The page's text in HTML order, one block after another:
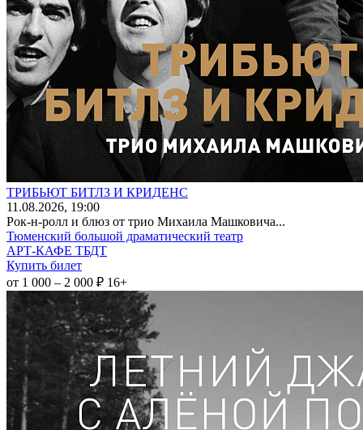
ТРИБЬЮТ БИТЛЗ И КРИДЕНС
11 .08.2026, 19:00
Рок-н-ролл и блюз от трио Михаила Машковича...
Тюменский большой драматический театр
АРТ-КАФЕ ТБДТ
Купить билет
от 1 000 – 2 000 ₽ 16+